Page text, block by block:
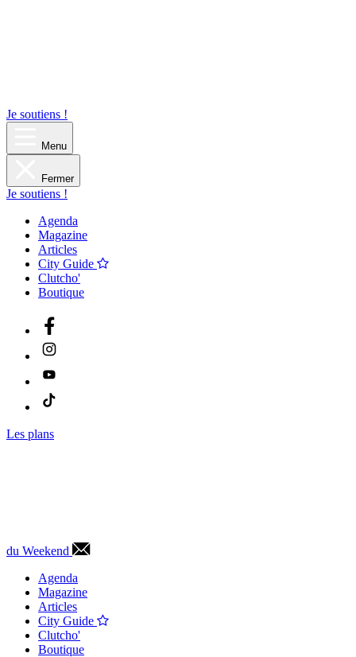
Je soutiens !
Menu
Fermer
Je soutiens !
Agenda
Magazine
Articles
City Guide
Clutcho'
Boutique
Les plans
du Weekend
Agenda
Magazine
Articles
City Guide
Clutcho'
Boutique